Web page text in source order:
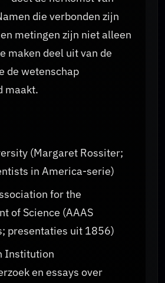
die verbonden zijn
metingen zijn niet alleen
maken deel uit van de
de wetenschap
maakt.
(Margaret Rossiter;
in America-serie)
for the
of Science (AAAS
presentaties uit 1856)
Institution
en essays over